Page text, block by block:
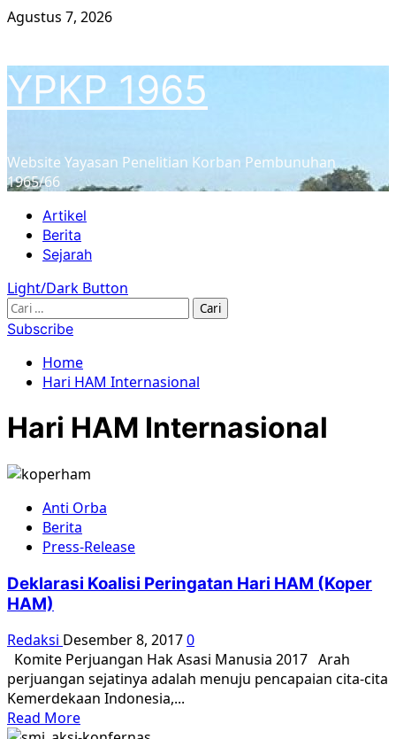
Skip
Agustus 7, 2026
YPKP 1965
Website Yayasan Penelitian Korban Pembunuhan
1965/66
Primary
Menu
Artikel
Berita
Sejarah
Light/Dark Button
Cari
untuk:
Subscribe
Home
Hari HAM Internasional
Hari HAM Internasional
Anti Orba
Berita
Press-Release
Deklarasi Koalisi Peringatan Hari HAM (Koper
HAM)
Redaksi Desember 8, 20170
Komite Perjuangan Hak Asasi Manusia 2017 Arah
perjuangan sejatinya adalah menuju pencapaian cita-cita
Kemerdekaan Indonesia,...
Read MoreRead